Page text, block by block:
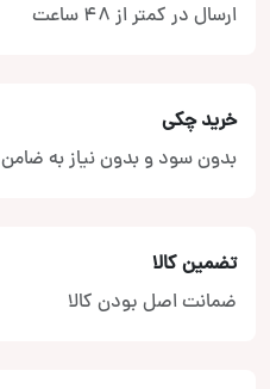
ارسال در کمتر از 48 ساعت
خرید چکی
بدون سود و بدون نیاز به ضامن
تضمین کالا
ضمانت اصل بودن کالا